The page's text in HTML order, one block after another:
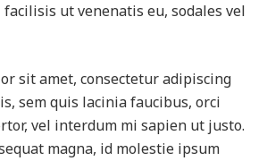
ut venenatis eu, sodales vel
sit amet, consectetur adipiscing
sem quis lacinia faucibus, orci
vel interdum mi sapien ut justo.
magna, id molestie ipsum